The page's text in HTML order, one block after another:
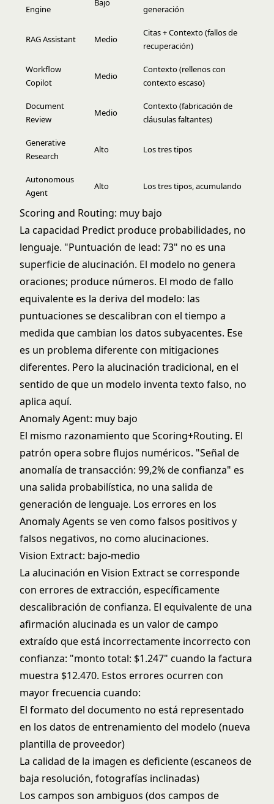
Engine
Bajo
generación
RAG Assistant Medio
Citas + Contexto (fallos de
recuperación)
Workflow
Copilot
Medio
Contexto (rellenos con
contexto escaso)
Document
Review
Medio
Contexto (fabricación de
cláusulas faltantes)
Generative
Research
Alto Los tres tipos
Autonomous
Agent
Alto Los tres tipos, acumulando
Scoring and Routing: muy bajo
La capacidad Predict produce probabilidades, no
lenguaje. "Puntuación de lead: 73" no es una
superficie de alucinación. El modelo no genera
oraciones; produce números. El modo de fallo
equivalente es la deriva del modelo: las
puntuaciones se descalibran con el tiempo a
medida que cambian los datos subyacentes. Ese
es un problema diferente con mitigaciones
diferentes. Pero la alucinación tradicional, en el
sentido de que un modelo inventa texto falso, no
aplica aquí.
Anomaly Agent: muy bajo
El mismo razonamiento que Scoring+Routing. El
patrón opera sobre flujos numéricos. "Señal de
anomalía de transacción: 99,2% de confianza" es
una salida probabilística, no una salida de
generación de lenguaje. Los errores en los
Anomaly Agents se ven como falsos positivos y
falsos negativos, no como alucinaciones.
Vision Extract: bajo-medio
La alucinación en Vision Extract se corresponde
con errores de extracción, específicamente
descalibración de confianza. El equivalente de una
afirmación alucinada es un valor de campo
extraído que está incorrectamente incorrecto con
confianza: "monto total: $1.247" cuando la factura
muestra $12.470. Estos errores ocurren con
mayor frecuencia cuando:
El formato del documento no está representado
en los datos de entrenamiento del modelo (nueva
plantilla de proveedor)
La calidad de la imagen es deficiente (escaneos de
baja resolución, fotografías inclinadas)
Los campos son ambiguos (dos campos de